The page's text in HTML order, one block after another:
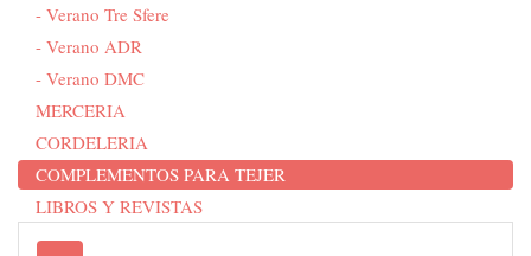
- Verano Tre Sfere
- Verano ADR
- Verano DMC
MERCERIA
CORDELERIA
COMPLEMENTOS PARA TEJER
LIBROS Y REVISTAS